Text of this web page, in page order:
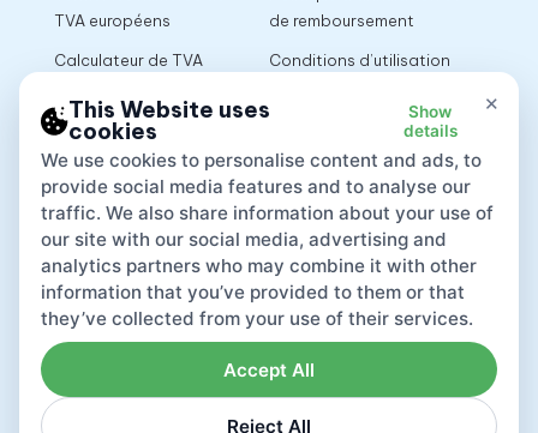
TVA européens
Calculateur de TVA
de remboursement
Conditions d’utilisation
×
This Website uses
cookies
Show
details
We use cookies to personalise content and ads, to
provide social media features and to analyse our
traffic. We also share information about your use of
our site with our social media, advertising and
analytics partners who may combine it with other
information that you’ve provided to them or that
they’ve collected from your use of their services.
Reject All
Accept All